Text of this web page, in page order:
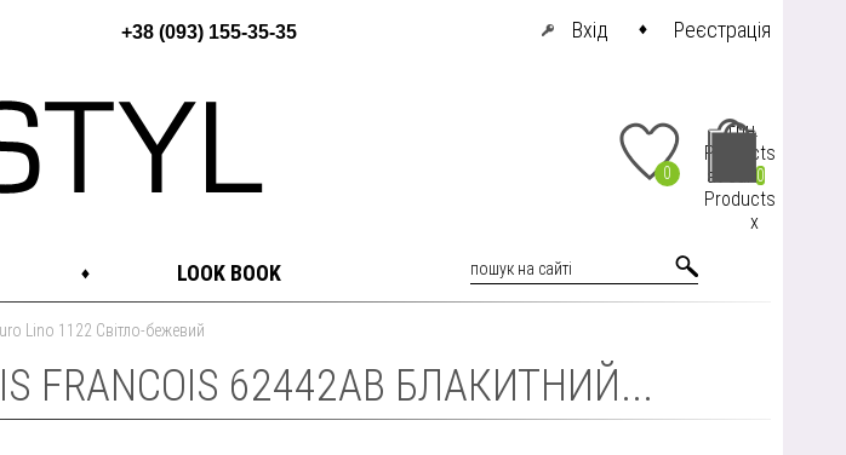
+38 (093) 155-35-35 Вхід Реєстрація
0 0
грн.
Products
at cart
Products
x
LOOK BOOK
Lino 1122 Світло-бежевий
FRANCOIS 62442AB БЛАКИТНИЙ...